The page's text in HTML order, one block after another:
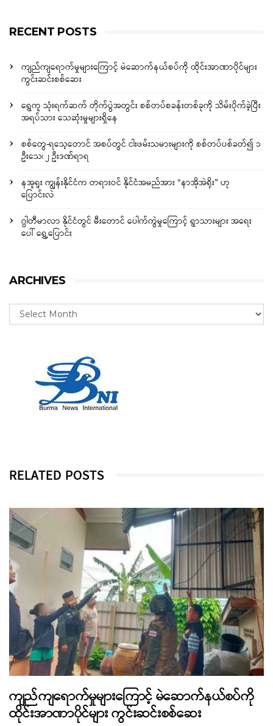
RECENT POSTS
ကျည်ကျရောက်မှုများကြောင့် မဲဆောက်နယ်စပ်ကို ထိုင်းအာဏာပိုင်များ
ကွင်းဆင်းစစ်ဆေး
ရွှေကူ သုံးရက်ဆက် တိုက်ပွဲအတွင်း စစ်တပ်စခန်းတစ်ခုကို သိမ်းပိုက်ခဲ့ပြီး
အရပ်သား သေဆုံးမှုများရှိနေ
စစ်တွေ-ရသေ့တောင် အစပ်တွင် ငါးဖမ်းသမားများကို စစ်တပ်ပစ်ခတ်၍ ၁
ဦးသေ၊ ၂ ဦးဒဏ်ရာရ
နအူရူး ကျွန်းနိုင်ငံက တရားဝင် နိုင်ငံအမည်အား “နာအိုအဲရိုး” ဟု
ပြောင်းလဲ
ဂွါတီမာလာ နိုင်ငံတွင် မီးတောင် ပေါက်ကွဲမှုကြောင့် ရွာသားများ အရေး
ပေါ် ရွှေ့ပြောင်း
ARCHIVES
RELATED POSTS
ကျည်ကျရောက်မှုများကြောင့် မဲဆောက်နယ်စပ်ကို
ထိုင်းအာဏာပိုင်များ ကွင်းဆင်းစစ်ဆေး